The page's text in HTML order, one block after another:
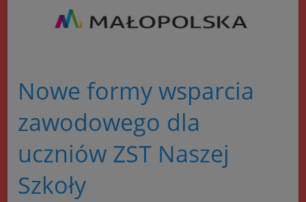
Nowe formy wsparcia
zawodowego dla
uczniów ZST Naszej
Szkoły